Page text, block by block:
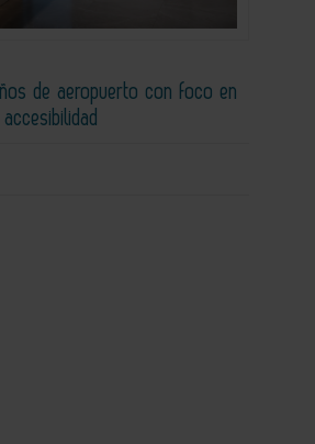
de aeropuerto con foco en